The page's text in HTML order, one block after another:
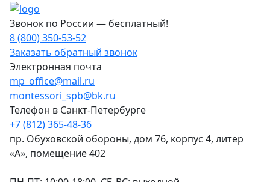
Звонок по России — бесплатный!
8 (800) 350-53-52
Заказать обратный звонок
Электронная почта
mp_office@mail.ru
montessori_spb@bk.ru
Телефон в Санкт-Петербурге
+7 (812) 365-48-36
пр. Обуховской обороны, дом 76, корпус 4, литер
«А», помещение 402